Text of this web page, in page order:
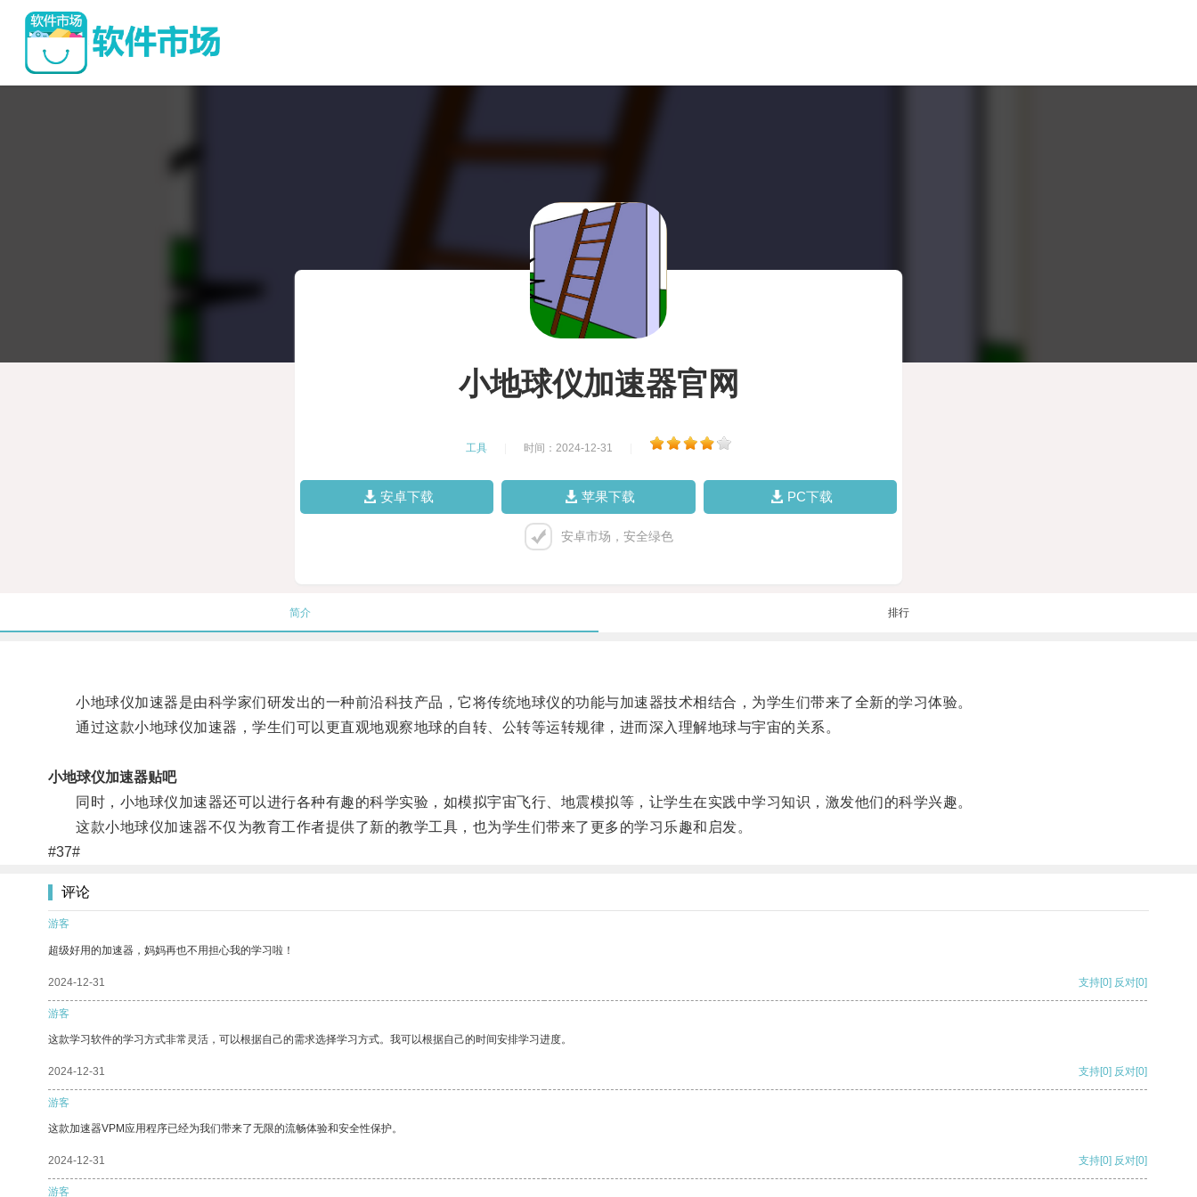
小地球仪加速器官网
工具 时间：2024-12-31
安卓下载 苹果下载 PC下载
安卓市场，安全绿色
简介 排行
小地球仪加速器是由科学家们研发出的一种前沿科技产品，它将传统地球仪的功能与加速器技术相结合，为学生们带来了全新的学习体验。
通过这款小地球仪加速器，学生们可以更直观地观察地球的自转、公转等运转规律，进而深入理解地球与宇宙的关系。
小地球仪加速器贴吧
同时，小地球仪加速器还可以进行各种有趣的科学实验，如模拟宇宙飞行、地震模拟等，让学生在实践中学习知识，激发他们的科学兴趣。
这款小地球仪加速器不仅为教育工作者提供了新的教学工具，也为学生们带来了更多的学习乐趣和启发。
#37#
评论
游客
超级好用的加速器，妈妈再也不用担心我的学习啦！
2024-12-31 支持[0] 反对[0]
游客
这款学习软件的学习方式非常灵活，可以根据自己的需求选择学习方式。我可以根据自己的时间安排学习进度。
2024-12-31 支持[0] 反对[0]
游客
这款加速器VPM应用程序已经为我们带来了无限的流畅体验和安全性保护。
2024-12-31 支持[0] 反对[0]
游客